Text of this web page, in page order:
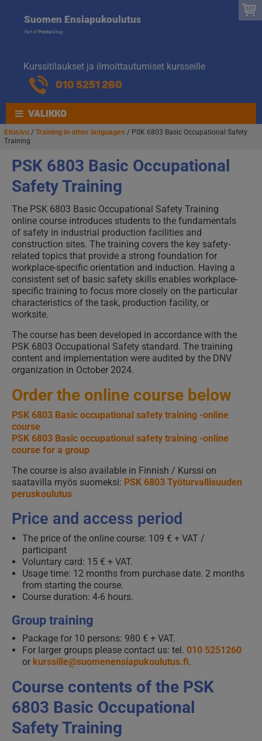
navigointiin
sisältöön
Suomen EnsiapukoulutusSuomen
Kurssitilaukset ja ilmoittautumiset kursseille
010 5251 260
VALIKKO
Etusivu / Training in other languages / PSK 6803 Basic Occupational Safety
Training
PSK 6803 Basic Occupational
Safety Training
The PSK 6803 Basic Occupational Safety Training
online course introduces students to the fundamentals
of safety in industrial production facilities and
construction sites. The training covers the key safety-
related topics that provide a strong foundation for
workplace-specific orientation and induction. Having a
consistent set of basic safety skills enables workplace-
specific training to focus more closely on the particular
characteristics of the task, production facility, or
worksite.
The course has been developed in accordance with the
PSK 6803 Occupational Safety standard. The training
content and implementation were audited by the DNV
organization in October 2024.
Order the online course below
PSK 6803 Basic occupational safety training -online
course
PSK 6803 Basic occupational safety training -online
course for a group
The course is also available in Finnish / Kurssi on
saatavilla myös suomeksi: PSK 6803 Työturvallisuuden
peruskoulutus
Price and access period
The price of the online course: 109 € + VAT /
participant
Voluntary card: 15 € + VAT.
Usage time: 12 months from purchase date. 2 months
from starting the course.
Course duration: 4-6 hours.
Group training
Package for 10 persons: 980 € + VAT.
For larger groups please contact us: tel. 010 5251260
or kurssille@suomenensiapukoulutus.fi.
Course contents of the PSK
6803 Basic Occupational
Safety Training